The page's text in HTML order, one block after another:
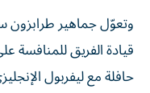
وتعوّل جماهير طرابزون
قيادة الفريق للمنافسة
حافلة مع ليفربول